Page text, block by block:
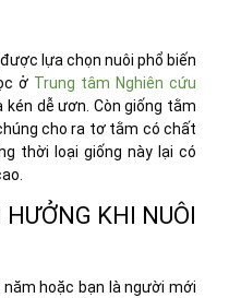
lựa chọn nuôi phổ biến
ở Trung tâm Nghiên cứu
dễ ươn. Còn giống tằm
cho ra tơ tằm có chất
thời loại giống này lại có
KHI NUÔI
hoặc bạn là người mới